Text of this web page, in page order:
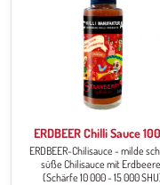
ERDBEER Chilli Sauce
ERDBEER-Chilisauce - milde
süße Chilisauce mit
(Schärfe 10 000 - 15 000